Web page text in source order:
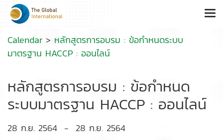
Calendar > หลักสูตรการอบรม : ข้อกำหนดระบบ
มาตรฐาน HACCP : ออนไลน์
หลักสูตรการอบรม : ข้อกำหนด
ระบบมาตรฐาน HACCP : ออนไลน์
28 ก.ย. 2564 - 28 ก.ย. 2564